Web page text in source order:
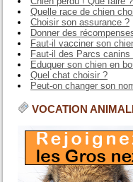
Quelle race de chien
Choisir son assurance ?
Donner des
Faut-il vacciner son
Faut-il des Parcs canins
Eduquer son chien en
Quel chat choisir ?
Peut-on changer son
VOCATION